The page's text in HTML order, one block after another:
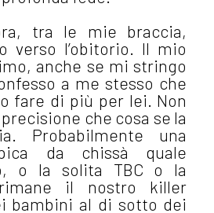
tra le mie braccia,
verso l’obitorio. Il mio
anche se mi stringo
a me stesso che
fare di più per lei. Non
che cosa se la
Probabilmente una
da chissà quale
o la solita TBC o la
il nostro killer
bambini al di sotto dei